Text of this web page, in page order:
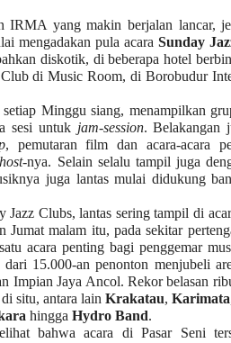
IRMA yang makin berjalan lancar,
mengadakan pula acara Sunday
diskotik, di beberapa hotel
di Music Room, di Borobudur
Minggu siang, menampilkan
sesi untuk jam-session. Belakangan
, pemutaran film dan acara-acara
host-nya. Selain selalu tampil juga
juga lantas mulai didukung
Clubs, lantas sering tampil di
Jumat malam itu, pada sekitar
acara penting bagi penggemar
dari 15.000-an penonton menjubeli
Impian Jaya Ancol. Rekor belasan
situ, antara lain Krakatau, Karimata
hingga Hydro Band.
bahwa acara di Pasar Seni